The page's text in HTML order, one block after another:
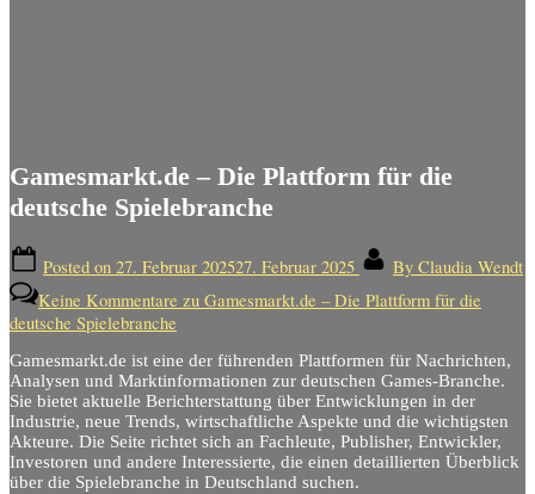
Gamesmarkt.de – Die Plattform für die
deutsche Spielebranche
Posted on 27. Februar 202527. Februar 2025 By Claudia Wendt
Keine Kommentare zu Gamesmarkt.de – Die Plattform für die
deutsche Spielebranche
Gamesmarkt.de ist eine der führenden Plattformen für Nachrichten,
Analysen und Marktinformationen zur deutschen Games-Branche.
Sie bietet aktuelle Berichterstattung über Entwicklungen in der
Industrie, neue Trends, wirtschaftliche Aspekte und die wichtigsten
Akteure. Die Seite richtet sich an Fachleute, Publisher, Entwickler,
Investoren und andere Interessierte, die einen detaillierten Überblick
über die Spielebranche in Deutschland suchen.